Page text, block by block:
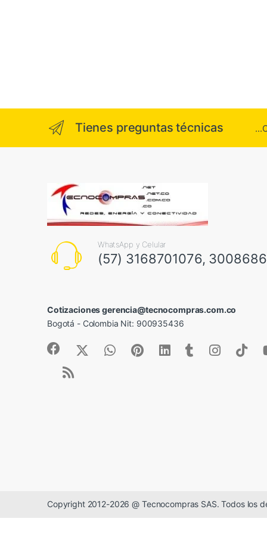
Tienes preguntas técnicas
WhatsApp y Celular
(57) 3168701076,
Cotizaciones gerencia@tecnocompras.com.co
Bogotá - Colombia Nit: 900935436
Copyright 2012-2026 @ Tecnocompras SAS. Todos los